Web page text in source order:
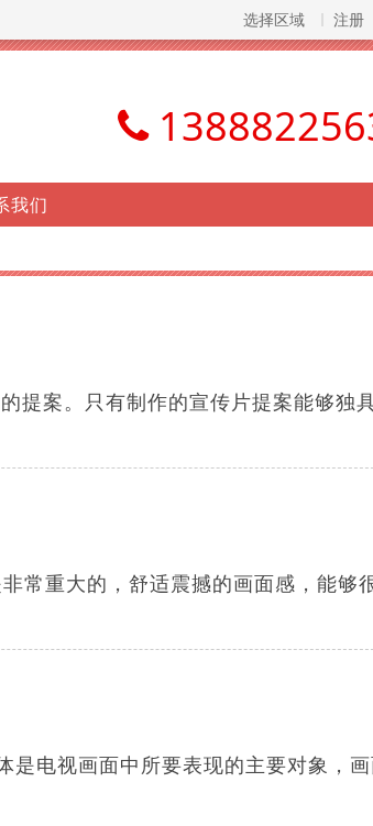
选择区域 注册
我们
提案。只有制作的宣传片提案能够独
常重大的，舒适震撼的画面感，能够
是电视画面中所要表现的主要对象，